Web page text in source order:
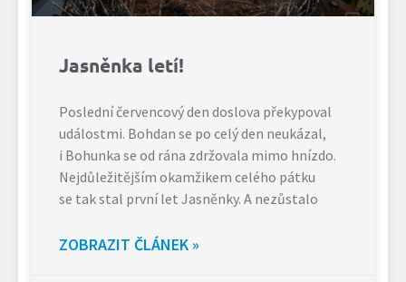
Jasněnka letí!
Poslední červencový den doslova překypoval
událostmi. Bohdan se po celý den neukázal,
i Bohunka se od rána zdržovala mimo hnízdo.
Nejdůležitějším okamžikem celého pátku
se tak stal první let Jasněnky. A nezůstalo
ZOBRAZIT ČLÁNEK »